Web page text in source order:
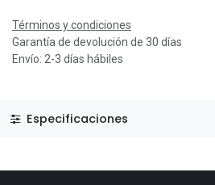
Términos y condiciones
Garantía de devolución de 30 días
Envío: 2-3 días hábiles
Especificaciones